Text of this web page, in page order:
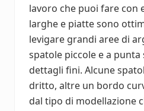
lavoro che puoi fare con
larghe e piatte sono
levigare grandi aree di
spatole piccole e a
dettagli fini. Alcune
dritto, altre un bordo
dal tipo di modellazione